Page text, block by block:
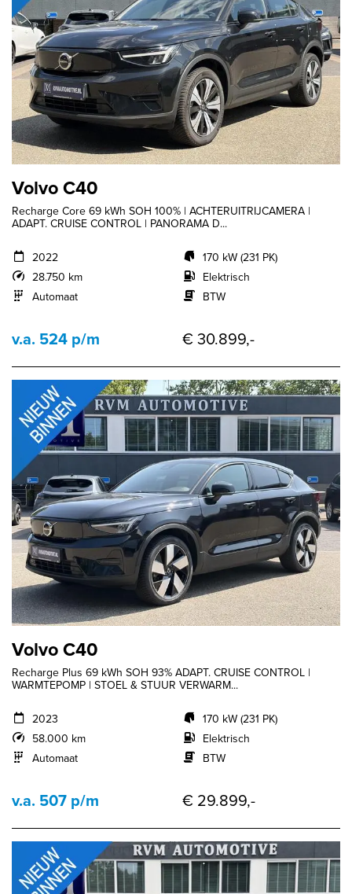
Volvo C40
Recharge Core 69 kWh SOH 100% | ACHTERUITRIJCAMERA |
ADAPT. CRUISE CONTROL | PANORAMA D...
2022
28.750 km
Automaat
170 kW (231 PK)
Elektrisch
BTW
v.a. 524 p/m € 30.899,-
Volvo C40
Recharge Plus 69 kWh SOH 93% ADAPT. CRUISE CONTROL |
WARMTEPOMP | STOEL & STUUR VERWARM...
2023
58.000 km
Automaat
170 kW (231 PK)
Elektrisch
BTW
v.a. 507 p/m € 29.899,-